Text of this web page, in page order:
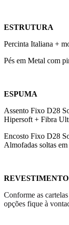
ESTRUTURA
Percinta Italiana +
Pés em Metal com
ESPUMA
Assento Fixo D28
Hipersoft + Fibra
Encosto Fixo D28
Almofadas soltas
REVESTIMENTO
Conforme as
opções fique à